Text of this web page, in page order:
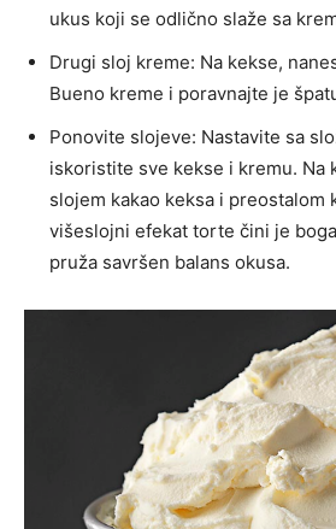
ukus koji se odlično slaže sa
Drugi sloj kreme: Na kekse,
Bueno kreme i poravnajte je
Ponovite slojeve: Nastavite sa
iskoristite sve kekse i kremu. Na
slojem kakao keksa i preostalom
višeslojni efekat torte čini je
pruža savršen balans okusa.